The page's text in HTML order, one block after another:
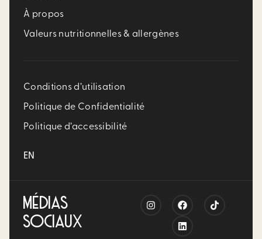
À propos
Valeurs nutritionnelles & allergènes
Conditions d’utilisation
Politique de Confidentialité
Politique d’accessibilité
EN
MÉDIAS
SOCIAUX